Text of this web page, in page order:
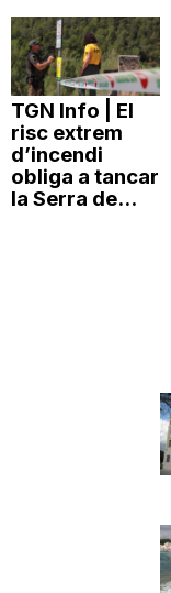
TGN Info | El
risc extrem
d’incendi
obliga a tancar
la Serra de...